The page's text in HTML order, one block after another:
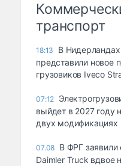
транспорт
18:13
В
представили новое
грузовиков Iveco
07:12
выйдет в 2027 году
двух модификациях
07.08 В ФРГ заявили
Daimler Truck вдвое